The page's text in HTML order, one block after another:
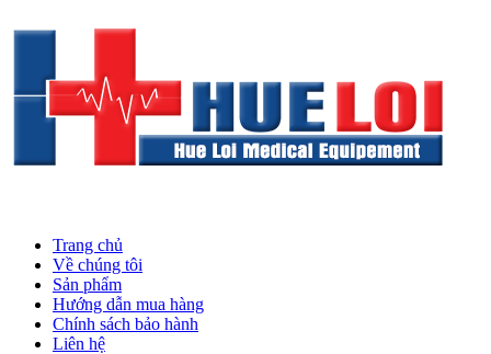
Trang chủ
Về chúng tôi
Sản phẩm
Hướng dẫn mua hàng
Chính sách bảo hành
Liên hệ